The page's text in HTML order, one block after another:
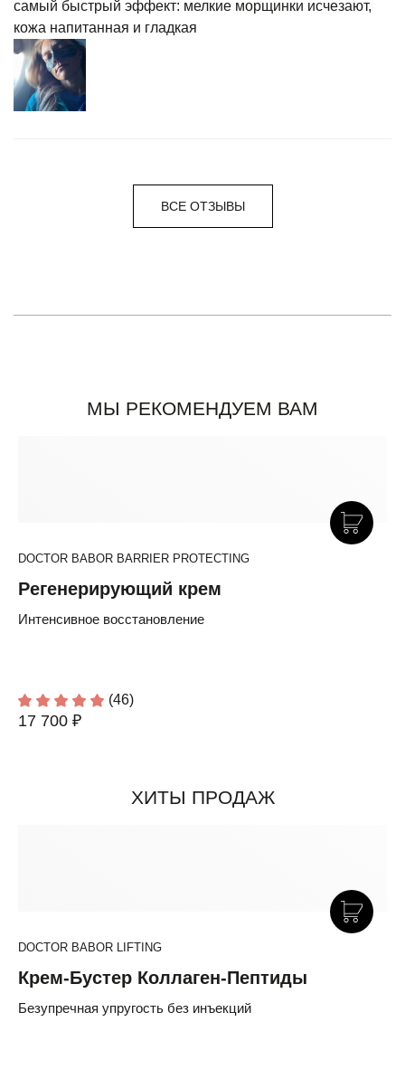
самый быстрый эффект: мелкие морщинки исчезают,
кожа напитанная и гладкая
ВСЕ ОТЗЫВЫ
МЫ РЕКОМЕНДУЕМ ВАМ
DOCTOR BABOR BARRIER PROTECTING
Регенерирующий крем
Интенсивное восстановление
(46)
17 700 ₽
ХИТЫ ПРОДАЖ
DOCTOR BABOR LIFTING
Крем-Бустер Коллаген-Пептиды
Безупречная упругость без инъекций